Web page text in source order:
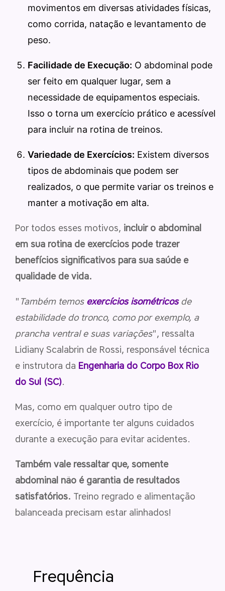
movimentos em diversas atividades físicas,
como corrida, natação e levantamento de
peso.
Facilidade de Execução: O abdominal pode
ser feito em qualquer lugar, sem a
necessidade de equipamentos especiais.
Isso o torna um exercício prático e acessível
para incluir na rotina de treinos.
Variedade de Exercícios: Existem diversos
tipos de abdominais que podem ser
realizados, o que permite variar os treinos e
manter a motivação em alta.
Por todos esses motivos, incluir o abdominal
em sua rotina de exercícios pode trazer
benefícios significativos para sua saúde e
qualidade de vida.
" Também temos exercícios isométricosde
estabilidade do tronco, como por exemplo, a
prancha ventral e suas variações", ressalta
Lidiany Scalabrin de Rossi, responsável técnica
e instrutora da Engenharia do Corpo Box Rio
do Sul (SC).
Mas, como em qualquer outro tipo de
exercício, é importante ter alguns cuidados
durante a execução para evitar acidentes.
Também vale ressaltar que, somente
abdominal não é garantia de resultados
satisfatórios. Treino regrado e alimentação
balanceada precisam estar alinhados!
Frequência